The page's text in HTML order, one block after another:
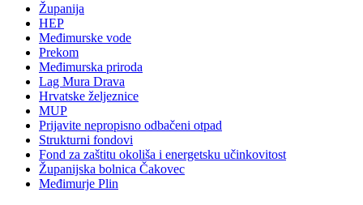
Županija
HEP
Međimurske vode
Prekom
Međimurska priroda
Lag Mura Drava
Hrvatske željeznice
MUP
Prijavite nepropisno odbačeni otpad
Strukturni fondovi
Fond za zaštitu okoliša i energetsku učinkovitost
Županijska bolnica Čakovec
Međimurje Plin